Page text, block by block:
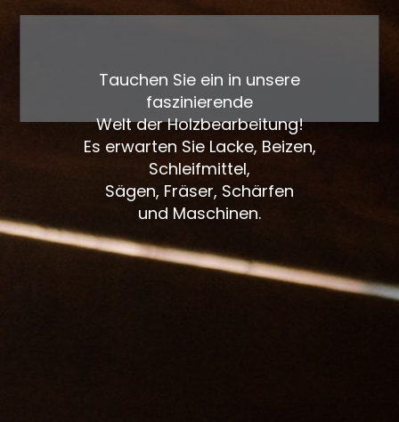
Tauchen Sie ein in unsere
faszinierende
Welt der Holzbearbeitung!
Es erwarten Sie Lacke, Beizen,
Schleifmittel,
Sägen, Fräser, Schärfen
und Maschinen.